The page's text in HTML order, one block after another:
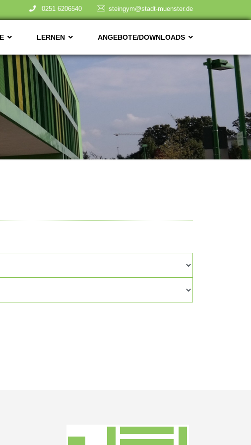
0251 6206540 steingym@stadt-muenster.de
LERNEN ANGEBOTE/DOWNLOADS